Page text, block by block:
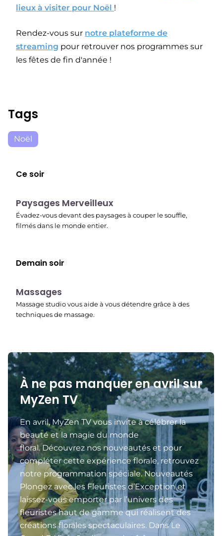
lieux à visiter pour Noël !
Rendez-vous sur notre plateforme de
streaming pour retrouver nos programmes sur
les fêtes de fin d'année !
Tags
Noël
Ce soir
22:37
Paysages Merveilleux
Évadez-vous devant des paysages à couper le souffle,
filmés dans le monde entier.
Demain soir
22:45
Massages
Massage studio vous aide à vous détendre grâce à des
techniques de massage.
À ne pas manquer en avril sur
MyZen TV
En avril, MyZen TV vous invite à célébrer la
beauté et la magie du monde
floral. Découvrez nos nouveautés et pour
compléter cette expérience florale, retrouvez
notre programmation spéciale. Nouveautés
Plongez avec les Fleuristes d’Exception et
laissez-vous emporter par l’univers des
fleuristes haut de gamme qui réalisent des
créations florales spectaculaires. Dans Le